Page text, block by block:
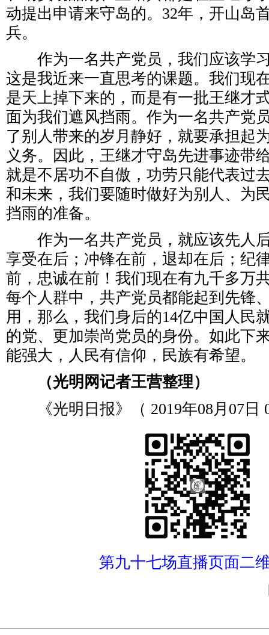
动提出申请来守岛的。32年，开山岛
兵。
作为一名共产党员，我们应该学
这是我近来一直思考的课题。我们现
是天上掉下来的，而是有一批王继才
面为我们遮风挡雨。作为一名共产党
了别人带来的岁月静好，就要承担起
义务。因此，王继才守岛先进事迹带
就是不居功不自傲，功劳只能代表过
和未来，我们要随时做好为别人、为
挡雨的准备。
作为一名共产党员，就应该先人
享受在后；冲锋在前，退却在后；纪
前，忠诚在前！我们现在有九千多万
每个人群中，共产党员都能起到先锋
用，那么，我们身后的14亿中国人民
的党、更加崇尚党员的身份。如此下
能强大，人民有信仰，民族有希望。
（光明网记者王营整理）
《光明日报》（ 2019年08月07日
第九十七场直播页面二